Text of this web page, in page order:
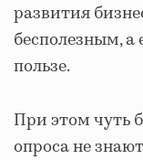
развития
бесполезным, а
пользе.
При этом чуть
опроса не